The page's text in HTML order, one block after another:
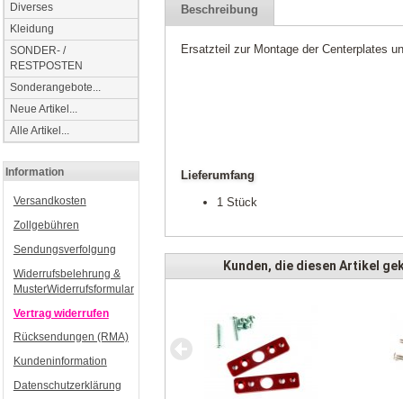
Diverses
Kleidung
SONDER- /
RESTPOSTEN
Sonderangebote...
Neue Artikel...
Alle Artikel...
Information
Versandkosten
Zollgebühren
Sendungsverfolgung
Widerrufsbelehrung &
MusterWiderrufsformular
Vertrag widerrufen
Rücksendungen (RMA)
Kundeninformation
Datenschutzerklärung
Beschreibung
Ersatzteil zur Montage der Centerplates
Lieferumfang
1 Stück
Kunden, die diesen Artikel